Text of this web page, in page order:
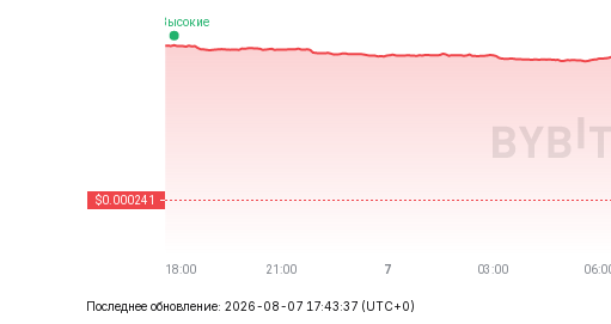
Последнее обновление: 2026-08-07 17:43:37 (UTC+0)